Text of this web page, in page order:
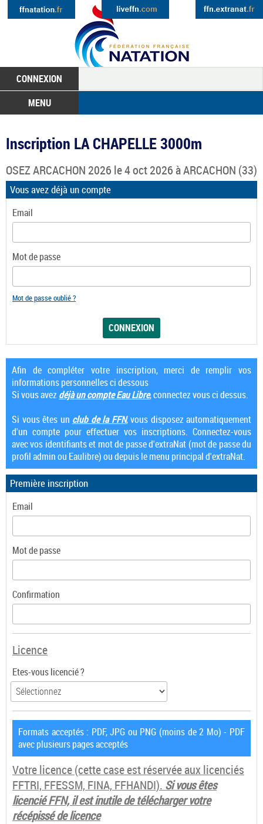
CONNEXION
MENU
Inscription LA CHAPELLE 3000m
OSEZ ARCACHON 2026 le 4 oct 2026 àARCACHON (33)
Vous avez déjà un compte
Email
Mot de passe
Mot de passe oublié ?
Afin de compléter votre inscription, merci de remplir vos
informations personnelles ci dessous
Si vous avezdéjà un compte Eau Libre, connectez vous ci dessus.
Si vous êtes un club de la FFN, vous disposez automatiquement
d'un compte pour effectuer vos inscriptions. Connectez-vous
avec vos identifiants et mot de passe d'extraNat (mot de passe du
profil admin ou Eaulibre) ou depuis le menu principal d'extraNat.
Première inscription
Email
Mot de passe
Confirmation
Licence
Etes-vous licencié ?
Formats acceptés : PDF, JPG ou PNG (moins de 2 Mo) - PDF
avec plusieurs pages acceptés
Votre licence(cette case est réservée aux licenciés
FFTRI, FFESSM, FINA, FFHANDI). Si vous êtes
licencié FFN, il est inutile de télécharger votre
récépissé de licence